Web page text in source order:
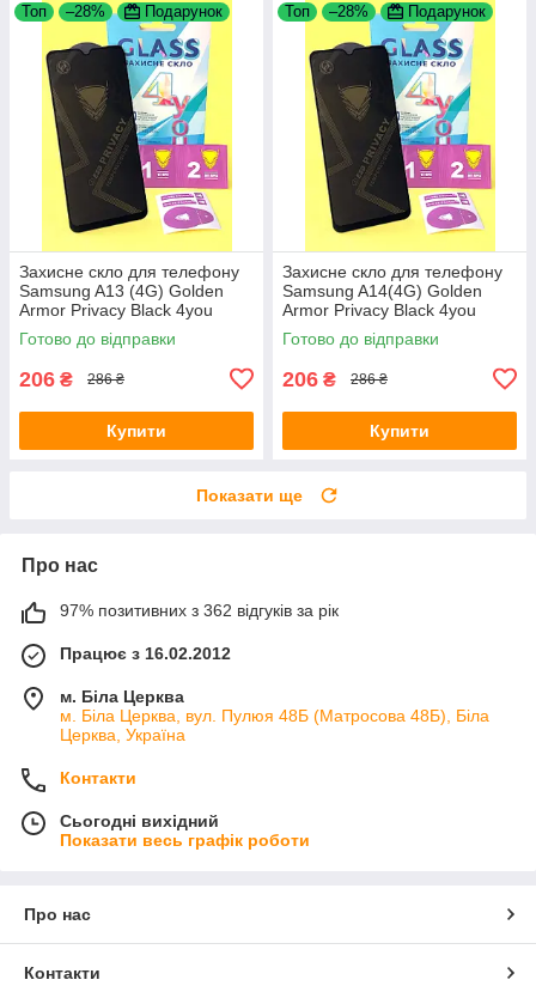
Топ –28% Подарунок
Захисне скло для телефону
Samsung A13 (4G) Golden
Armor Privacy Black 4you
Готово до відправки
206 ₴ 286 ₴
Купити
Топ –28% Подарунок
Захисне скло для телефону
Samsung A14(4G) Golden
Armor Privacy Black 4you
Готово до відправки
206 ₴ 286 ₴
Купити
Показати ще
Про нас
97% позитивних з 362 відгуків за рік
Працює з 16.02.2012
м. Біла Церква
м. Біла Церква, вул. Пулюя 48Б (Матросова 48Б), Біла
Церква, Україна
Контакти
Сьогодні вихідний
Показати весь графік роботи
Про нас
Контакти